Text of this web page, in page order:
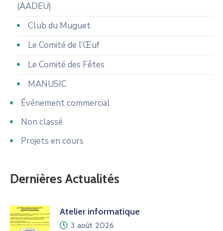
(AADEU)
Club du Muguet
Le Comité de l’Œuf
Le Comité des Fêtes
MANUSIC
Événement commercial
Non classé
Projets en cours
Dernières Actualités
Atelier informatique
3 août 2026